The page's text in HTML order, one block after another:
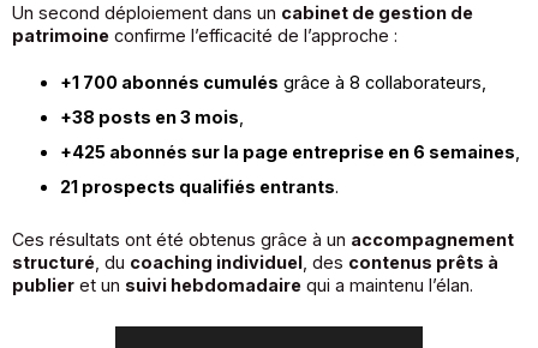
Un second déploiement dans un cabinet de gestion de
patrimoine confirme l’efficacité de l’approche :
+1 700 abonnés cumulés grâce à 8 collaborateurs,
+38 posts en 3 mois
+425 abonnés sur la page entreprise en 6 semaines
21 prospects qualifiés entrants.
Ces résultats ont été obtenus grâce à un accompagnement
structuré , du coaching individuel , des contenus prêts à
publier et un suivi hebdomadaire qui a maintenu l’élan.